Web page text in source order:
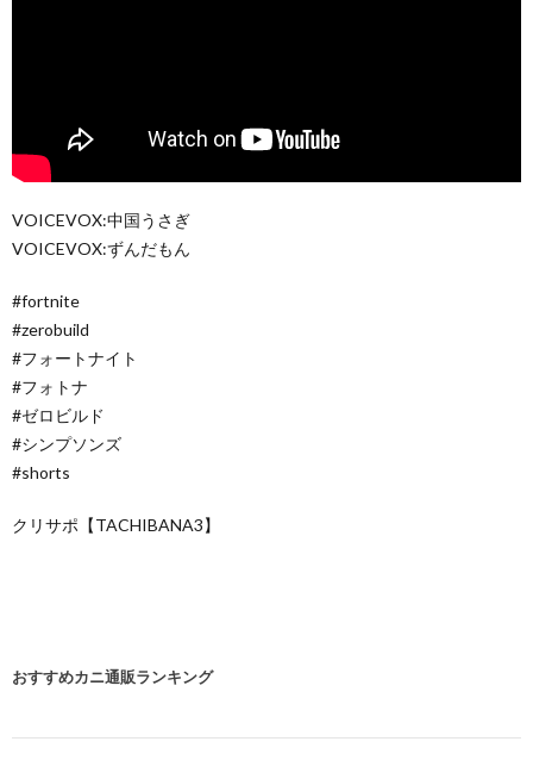
VOICEVOX:中国うさぎ
VOICEVOX:ずんだもん
#fortnite
#zerobuild
#フォートナイト
#フォトナ
#ゼロビルド
#シンプソンズ
#shorts
クリサポ【TACHIBANA3】
おすすめカニ通販ランキング